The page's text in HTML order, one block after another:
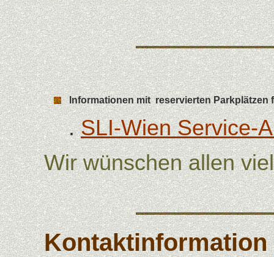
Informationen mit reservierten Parkplätzen
.SLI-Wien Service-
Wir wünschen allen
Kontaktinformation